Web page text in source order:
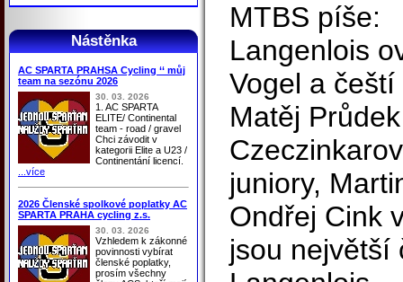
Nástěnka
AC SPARTA PRAHSA Cycling ‘‘ můj
team na sezónu 2026
30. 03. 2026
1. AC SPARTA
ELITE/ Continental
team - road / gravel
Chci závodit v
kategorii Elite a U23 /
Continentání licencí.
...více
2026 Členské spolkové poplatky AC
SPARTA PRAHA cycling z.s.
30. 03. 2026
Vzhledem k zákonné
povinnosti vybírat
členské poplatky,
prosím všechny
MTBS píše:
Langenlois
Vogel a
Matěj
juniory,
Ondřej Cink
jsou největší